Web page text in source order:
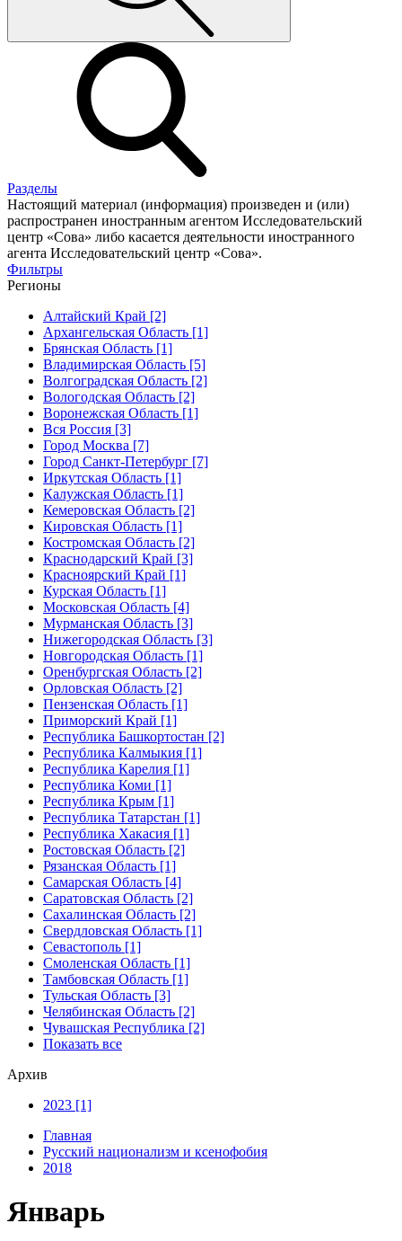
Разделы
Настоящий материал (информация) произведен и (или)
распространен иностранным агентом Исследовательский
центр «Сова» либо касается деятельности иностранного
агента Исследовательский центр «Сова».
Фильтры
Регионы
Алтайский Край [2]
Архангельская Область [1]
Брянская Область [1]
Владимирская Область [5]
Волгоградская Область [2]
Вологодская Область [2]
Воронежская Область [1]
Вся Россия [3]
Город Москва [7]
Город Санкт-Петербург [7]
Иркутская Область [1]
Калужская Область [1]
Кемеровская Область [2]
Кировская Область [1]
Костромская Область [2]
Краснодарский Край [3]
Красноярский Край [1]
Курская Область [1]
Московская Область [4]
Мурманская Область [3]
Нижегородская Область [3]
Новгородская Область [1]
Оренбургская Область [2]
Орловская Область [2]
Пензенская Область [1]
Приморский Край [1]
Республика Башкортостан [2]
Республика Калмыкия [1]
Республика Карелия [1]
Республика Коми [1]
Республика Крым [1]
Республика Татарстан [1]
Республика Хакасия [1]
Ростовская Область [2]
Рязанская Область [1]
Самарская Область [4]
Саратовская Область [2]
Сахалинская Область [2]
Свердловская Область [1]
Севастополь [1]
Смоленская Область [1]
Тамбовская Область [1]
Тульская Область [3]
Челябинская Область [2]
Чувашская Республика [2]
Показать все
Архив
2023 [1]
Главная
Русский национализм и ксенофобия
2018
Январь